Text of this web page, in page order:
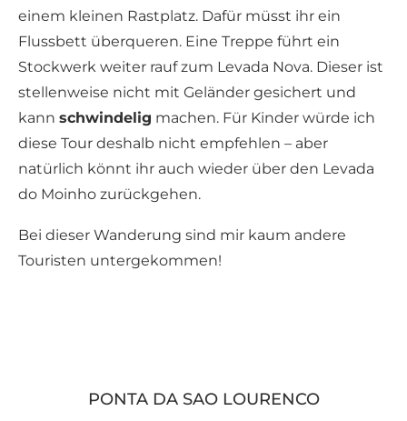
einem kleinen Rastplatz. Dafür müsst ihr ein
Flussbett überqueren. Eine Treppe führt ein
Stockwerk weiter rauf zum Levada Nova. Dieser ist
stellenweise nicht mit Geländer gesichert und
kann schwindelig machen. Für Kinder würde ich
diese Tour deshalb nicht empfehlen – aber
natürlich könnt ihr auch wieder über den Levada
do Moinho zurückgehen.
Bei dieser Wanderung sind mir kaum andere
Touristen untergekommen!
PONTA DA SAO LOURENCO